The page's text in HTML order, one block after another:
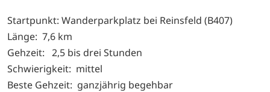
Startpunkt: Wanderparkplatz bei Reinsfeld (B407)
Länge: 7,6 km
Gehzeit: 2,5 bis drei Stunden
Schwierigkeit: mittel
Beste Gehzeit: ganzjährig begehbar